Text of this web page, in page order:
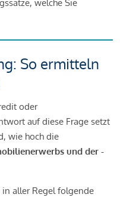
welche Sie
So ermitteln
oder
auf diese Frage setzt
wie hoch die
und der -
in aller Regel folgende